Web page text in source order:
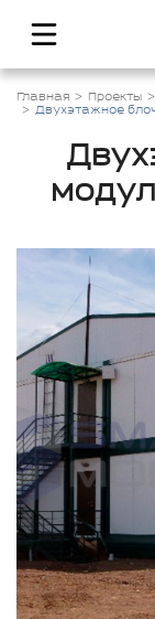
Главная Проекты
Двухэтажное